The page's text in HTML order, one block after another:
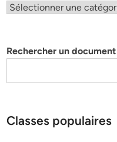
Classification
Rechercher un document
Classes populaires